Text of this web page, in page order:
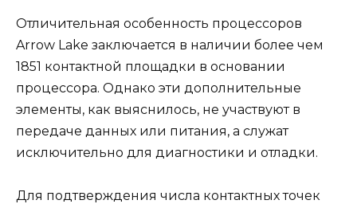
Отличительная особенность процессоров
Arrow Lake заключается в наличии более чем
1851 контактной площадки в основании
процессора. Однако эти дополнительные
элементы, как выяснилось, не участвуют в
передаче данных или питания, а служат
исключительно для диагностики и отладки.
Для подтверждения числа контактных точек